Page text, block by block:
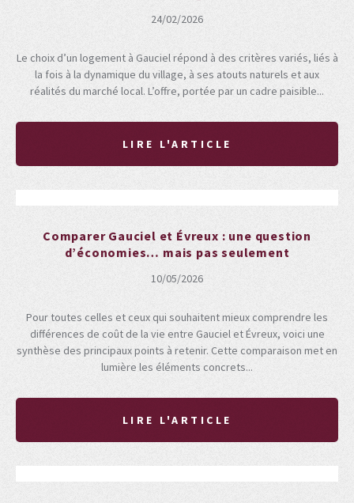
24/02/2026
Le choix d’un logement à Gauciel répond à des critères variés, liés à
la fois à la dynamique du village, à ses atouts naturels et aux
réalités du marché local. L’offre, portée par un cadre paisible...
LIRE L'ARTICLE
Comparer Gauciel et Évreux : une question
d’économies… mais pas seulement
10/05/2026
Pour toutes celles et ceux qui souhaitent mieux comprendre les
différences de coût de la vie entre Gauciel et Évreux, voici une
synthèse des principaux points à retenir. Cette comparaison met en
lumière les éléments concrets...
LIRE L'ARTICLE